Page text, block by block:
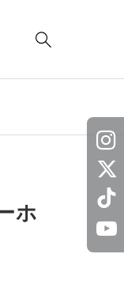

ホ